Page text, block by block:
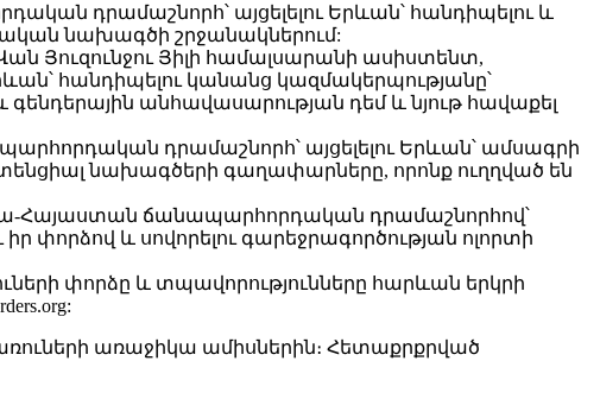
դրամաշնորհ՝ այցելելու Երևան՝ հանդիպելու և
նախագծի շրջանակներում:
Յուզունջու Յիլի համալսարանի ասիստենտ,
հանդիպելու կանանց կազմակերպությանը՝
անհավասարության դեմ և նյութ հավաքել
դրամաշնորհ՝ այցելելու Երևան՝ ամսագրի
նախագծերի գաղափարները, որոնք ուղղված են
Հայաստան ճանապարհորդական դրամաշնորհով՝
փորձով և սովորելու գարեջրագործության ոլորտի
փորձը և տպավորությունները հարևան երկրի
առաջիկա ամիսներին։ Հետաքրքրված